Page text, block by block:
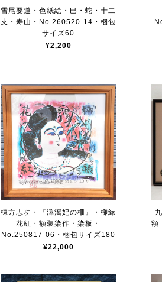
雪尾要道・色紙絵・巳・蛇・十二
支・寿山・No.260520-14・梱包
サイズ60
¥2,200
棟方志功・『澤瀉妃の柵』・柳緑
花紅・額装染作・染板・
No.250817-06・梱包サイズ180
¥22,000
額